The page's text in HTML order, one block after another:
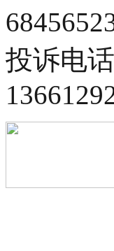
投诉电